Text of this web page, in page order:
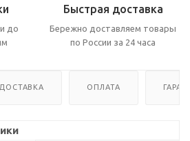
до
Быстрая доставка
Бережно доставляем товары
по России за 24 часа
ДОСТАВКА ОПЛАТА